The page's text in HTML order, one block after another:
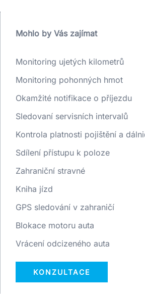
Mohlo by Vás zajímat
Monitoring ujetých kilometrů
Monitoring pohonných hmot
Okamžité notifikace o příjezdu
Sledovaní servisních intervalů
Kontrola platnosti pojištění a
Sdílení přístupu k poloze
Zahraniční stravné
Kniha jízd
GPS sledování v zahraničí
Blokace motoru auta
Vrácení odcizeného auta
KONZULTACE